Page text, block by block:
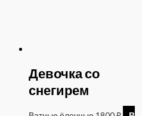
Девочка со
снегирем